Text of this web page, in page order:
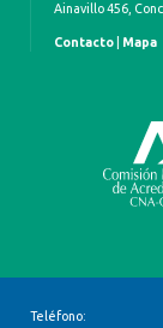
Ainavillo 456,
Contacto Mapa
Teléfono: